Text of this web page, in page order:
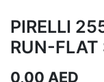
PIRELLI
RUN-FLAT
0,00 AED